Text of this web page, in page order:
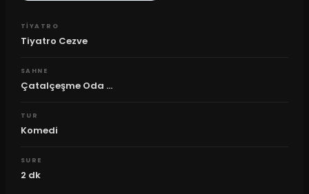
TIYATRO
Tiyatro Cezve
SAHNE
Çatalçeşme Oda ...
TUR
Komedi
SURE
2 dk